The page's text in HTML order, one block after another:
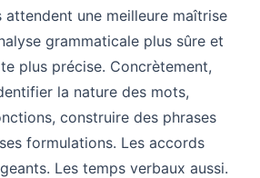
attendent une meilleure maîtrise
grammaticale plus sûre et
plus précise. Concrètement,
la nature des mots,
construire des phrases
formulations. Les accords
Les temps verbaux aussi.